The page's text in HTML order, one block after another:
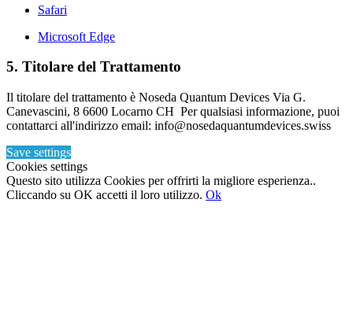
Safari
Microsoft Edge
5. Titolare del Trattamento
Il titolare del trattamento è Noseda Quantum Devices Via G.
Canevascini, 8 6600 Locarno CH Per qualsiasi informazione, puoi
contattarci all'indirizzo email: info@nosedaquantumdevices.swiss
Save settings
Cookies settings
Questo sito utilizza Cookies per offrirti la migliore esperienza..
Cliccando su OK accetti il loro utilizzo. Ok